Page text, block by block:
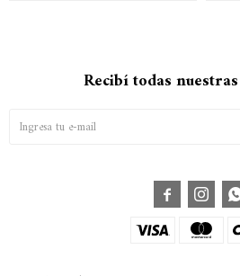
Recibí todas
 